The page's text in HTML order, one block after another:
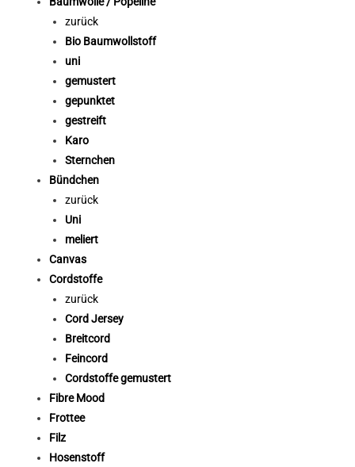
zurück
Bio Baumwollstoff
uni
gemustert
gepunktet
gestreift
Karo
Sternchen
Bündchen
zurück
Uni
meliert
Canvas
Cordstoffe
zurück
Cord Jersey
Breitcord
Feincord
Cordstoffe gemustert
Fibre Mood
Frottee
Filz
Hosenstoff